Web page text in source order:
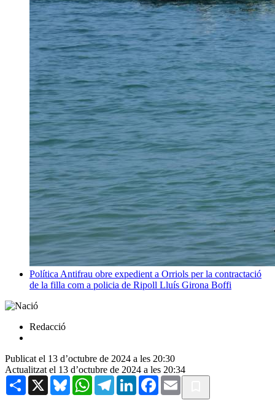
Política Antifrau obre expedient a Orriols per la contractació
de la filla com a policia de Ripoll Lluís Girona Boffi
Redacció
Publicat el 13 d’octubre de 2024 a les 20:30
Actualitzat el 13 d’octubre de 2024 a les 20:34
Share X BlueskyWhatsAppTelegramLinkedInFacebook
Email